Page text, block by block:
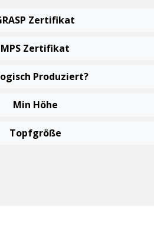
Zertifikat
MPS Zertifikat
Produziert?
Min Höhe
Topfgröße